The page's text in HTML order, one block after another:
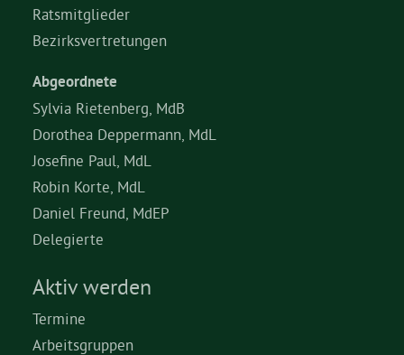
Ratsmitglieder
Bezirksvertretungen
Abgeordnete
Sylvia Rietenberg, MdB
Dorothea Deppermann, MdL
Josefine Paul, MdL
Robin Korte, MdL
Daniel Freund, MdEP
Delegierte
Aktiv werden
Termine
Arbeitsgruppen